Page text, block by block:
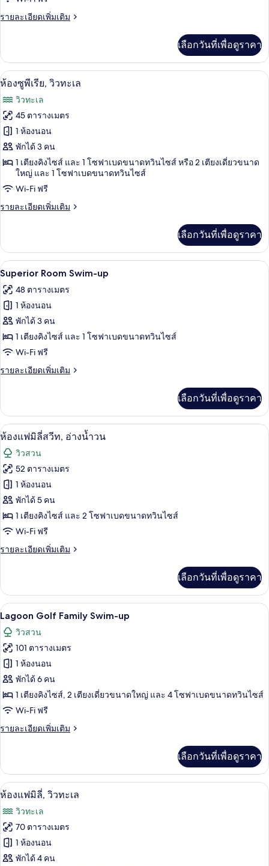
รายละเอียดเพิ่มเติม
ราย
เกี่ยว
กับ
Superior
Room
Golf
View
12+
เลือกวันที่เพื่อดูราคา
เปิด
ภาพถ่าย
ทั้งหมด
ของ
ห้อง
ซู
พี
5
ห้องซูพีเรีย, วิวทะเล
วิวทะเล
45 ตารางเมตร
1 ห้องนอน
พักได้ 3 คน
1 เตียงคิงไซส์ และ 1 โซฟาเบดขนาดทวินไซส์ หรือ 2 เตียงเดี่ยวขนาด
ใหญ่ และ 1 โซฟาเบดขนาดทวินไซส์
Wi-Fi ฟรี
รายละเอียดเพิ่มเติม
ราย
เกี่ยว
กับ
ห้อง
พี
เรีย,
ทะเล
เลือกวันที่เพื่อดูราคา
เปิด
ภาพถ่าย
ทั้งหมด
ของ
Superior
Room
Swim-
up
เครื่องนอนระดับพรีเมียม, มินิบาร์ฟรี,
5
Superior Room Swim-up
48 ตารางเมตร
1 ห้องนอน
พักได้ 3 คน
1 เตียงคิงไซส์ และ 1 โซฟาเบดขนาดทวินไซส์
Wi-Fi ฟรี
รายละเอียดเพิ่มเติม
ราย
เกี่ยว
กับ
Superior
Swim-
up
เลือกวันที่เพื่อดูราคา
เปิด
ภาพถ่าย
ทั้งหมด
ของ
ห้อง
แฟ
มิ
ลี่
อ่าง
น้ำวน
ห้องแฟมิลี่สวีท, อ่างน้ำวน | วิวจากห้อง
5
ห้องแฟมิลี่สวีท, อ่างน้ำวน
วิวสวน
52 ตารางเมตร
1 ห้องนอน
พักได้ 5 คน
1 เตียงคิงไซส์ และ 2 โซฟาเบดขนาดทวินไซส์
Wi-Fi ฟรี
รายละเอียดเพิ่มเติม
ราย
เกี่ยว
กับ
ห้อง
มิ
ลี่
สวี
ท,
อ่าง
น้ำวน
เลือกวันที่เพื่อดูราคา
เปิด
ภาพถ่าย
ทั้งหมด
ของ
Lagoon
Golf
Family
up
Lagoon Golf Family Swim-up | เครื่
5
Lagoon Golf Family Swim-up
วิวสวน
101 ตารางเมตร
1 ห้องนอน
พักได้ 6 คน
1 เตียงคิงไซส์, 2 เตียงเดี่ยวขนาดใหญ่ และ 4 โซฟาเบดขนาดทวินไซส์
Wi-Fi ฟรี
รายละเอียดเพิ่มเติม
ราย
เกี่ยว
กับ
Lagoon
Family
Swim-
up
เลือกวันที่เพื่อดูราคา
เปิด
ภาพถ่าย
ทั้งหมด
ของ
ห้อง
5
ห้องแฟมิลี่, วิวทะเล
วิวทะเล
70 ตารางเมตร
1 ห้องนอน
พักได้ 4 คน